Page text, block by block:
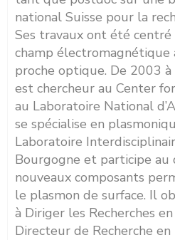
national Suisse pour la
Ses travaux ont été
champ électromagnétique
proche optique. De 2003
est chercheur au Center
au Laboratoire National
se spécialise en
Laboratoire
Bourgogne et participe
nouveaux composants
le plasmon de surface. Il
à Diriger les Recherches
Directeur de Recherche en